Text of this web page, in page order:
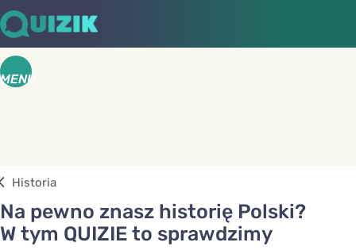
MENU
Historia
Na pewno znasz historię Polski?
W tym QUIZIE to sprawdzimy